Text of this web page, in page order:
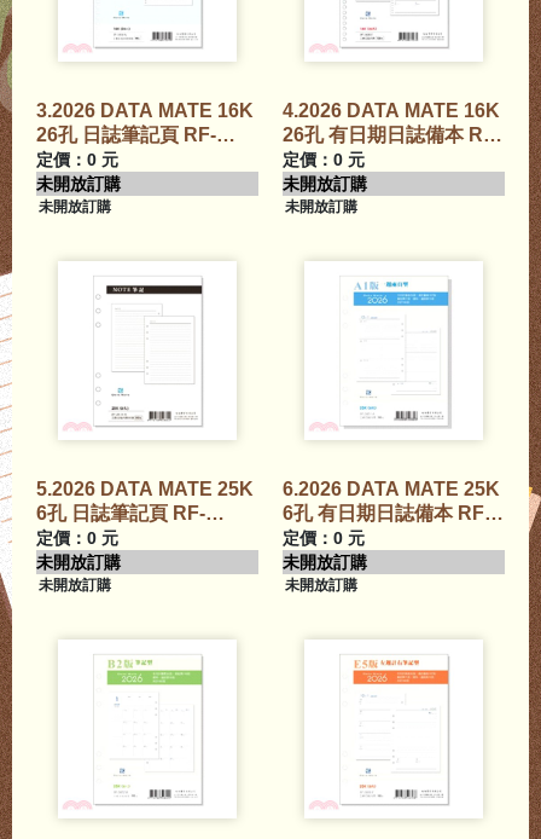
3.2026 DATA MATE 16K
26孔 日誌筆記頁 RF-
1616N
定價：0 元
未開放訂購
未開放訂購
4.2026 DATA MATE 16K
26孔 有日期日誌備本 RF-
1605E
定價：0 元
未開放訂購
未開放訂購
5.2026 DATA MATE 25K
6孔 日誌筆記頁 RF-
2816N
定價：0 元
未開放訂購
未開放訂購
6.2026 DATA MATE 25K
6孔 有日期日誌備本 RF-
2801A
定價：0 元
未開放訂購
未開放訂購